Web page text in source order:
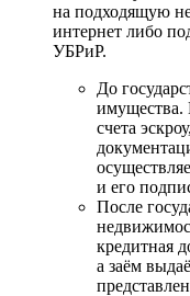
на подходящую
интернет либо
УБРиР.
До
имущества.
счета
и его
После
кредитная
а заём